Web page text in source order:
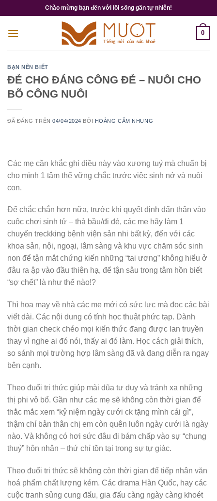
đến
nội
Chào mừng bạn đến với lối sống gần tự nhiên!
0
BẠN NÊN BIẾT
ĐẺ CHO ĐÁNG CÔNG ĐẺ – NUÔI CHO
BÕ CÔNG NUÔI
ĐÃ ĐĂNG TRÊN04/04/2024 BỞI HOÀNG CẨM NHUNG
Các mẹ cần khắc ghi điều này vào xương tuỷ mà chuẩn bị
cho mình 1 tâm thế vững chắc trước việc sinh nở và nuôi
con.
Để chắc chắn hơn nữa, trước khi quyết định dấn thân vào
cuộc chơi sinh tử – thả bầu/đi đẻ, các mẹ hãy làm 1
chuyến treckking bệnh viện sản nhi bất kỳ, đến với các
khoa sản, nội, ngoại, lâm sàng và khu vực chăm sóc sinh
non để tận mắt chứng kiến những “tai ương” không hiểu ở
đâu ra ập vào đầu thiên hạ, để tận sâu trong tâm hồn biết
“sợ chết” là như thế nào!?
Thì hoạ may về nhà các mẹ mới có sức lực mà đọc các bài
viết dài. Các nội dung có tính học thuật phức tạp. Dành
thời gian check chéo mọi kiến thức đang được lan truyền
thay vì nghe ai đó nói, thấy ai đó làm. Học cách giải thích,
so sánh mọi trường hợp lâm sàng đã và đang diễn ra ngay
bên cạnh.
Theo đuổi tri thức giúp mài dũa tư duy và tránh xa những
thị phi vô bổ. Gần như các mẹ sẽ không còn thời gian để
thắc mắc xem “kỷ niệm ngày cưới ck tặng mình cái gì”,
thậm chí bản thân chị em còn quên luôn ngày cưới là ngày
nào. Và không có hơi sức đâu đi bám chấp vào sự “chung
thuỷ” hôn nhân – thứ chỉ tồn tại trong sự tự giác.
Theo đuổi tri thức sẽ không còn thời gian để tiếp nhận văn
hoá phẩm chất lượng kém. Các drama Hàn Quốc, hay các
cuộc tranh sủng cung đấu, gia đấu càng ngày càng khoét